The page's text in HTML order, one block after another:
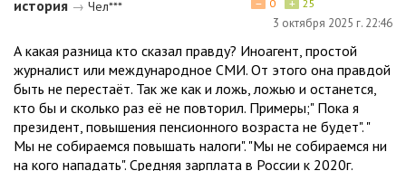
история → Чел*** 25
0
3 октября 2025 г. 22:46
А какая разница кто сказал правду? Иноагент, простой
журналист или международное СМИ. От этого она правдой
быть не перестаёт. Так же как и ложь, ложью и останется,
кто бы и сколько раз её не повторил. Примеры;" Пока я
президент, повышения пенсионного возраста не будет". "
Мы не собираемся повышать налоги". "Мы не собираемся ни
на кого нападать". Средняя зарплата в России к 2020г.